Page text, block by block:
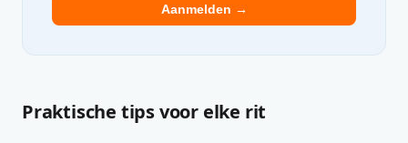
Aanmelden →
Praktische tips voor elke rit